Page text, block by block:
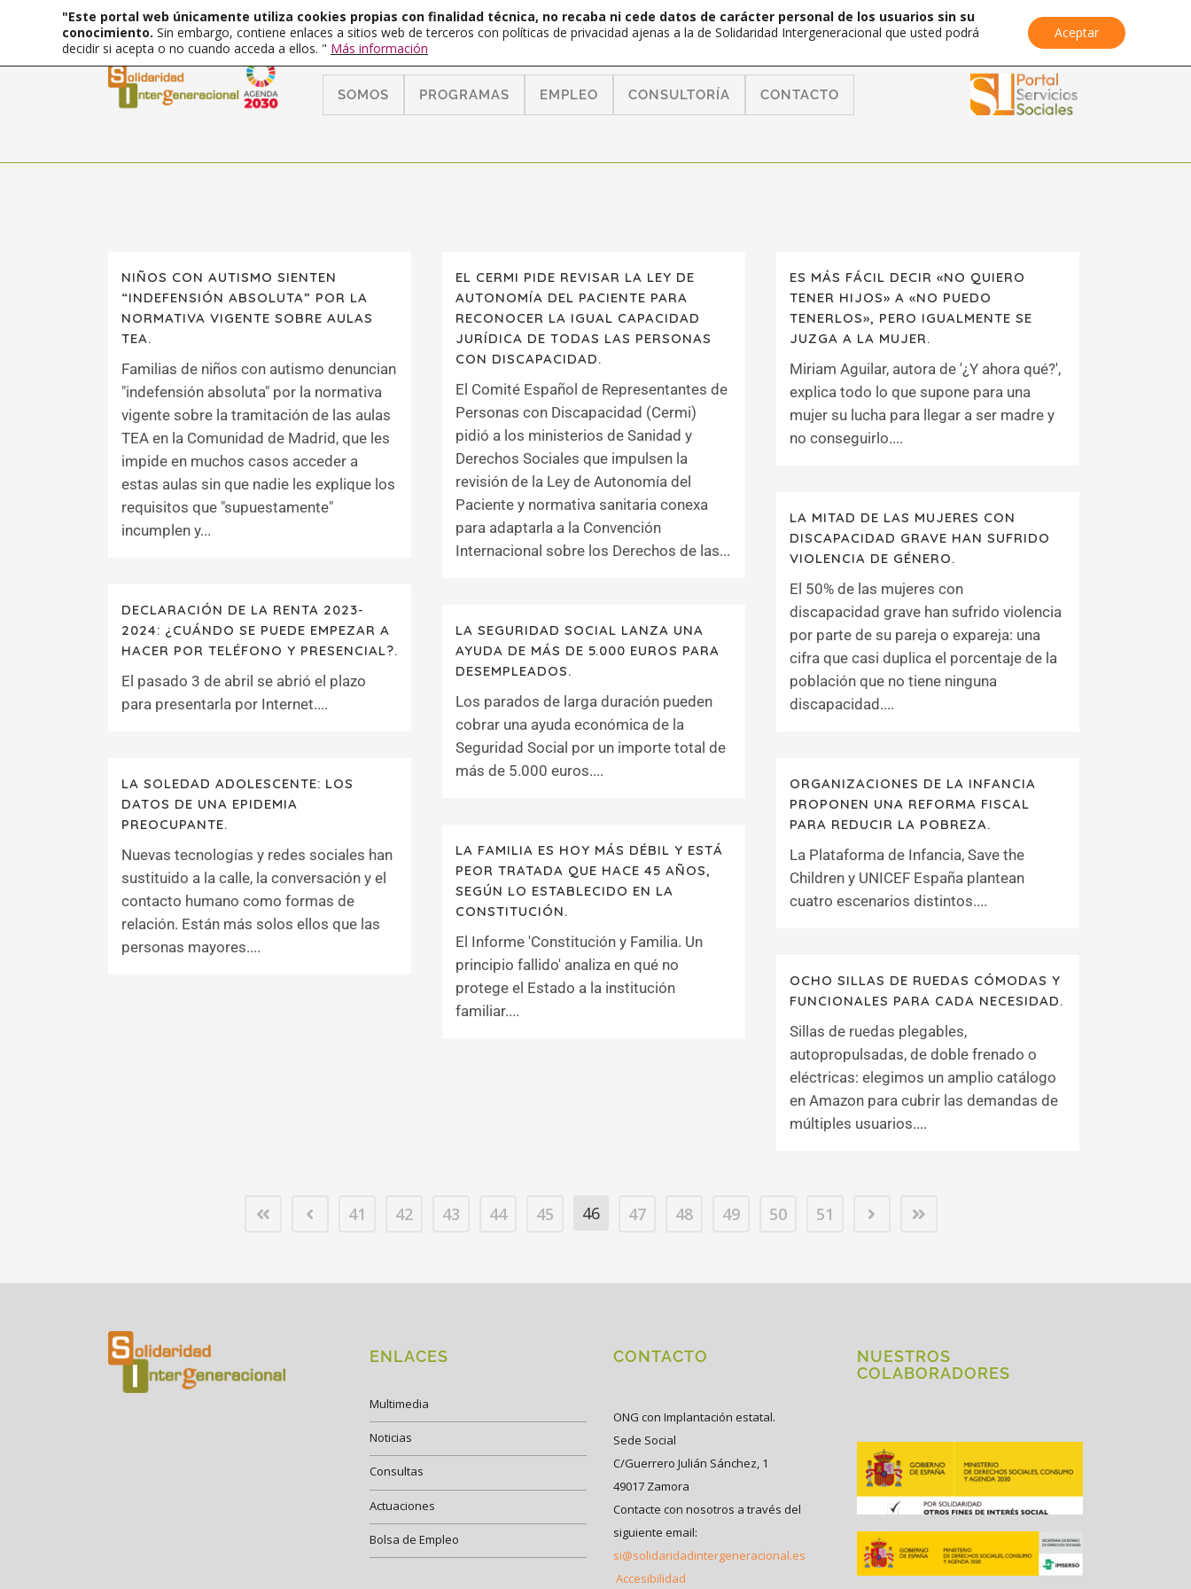
SOMOS PROGRAMAS EMPLEO CONSULTORÍA CONTACTO
NIÑOS CON AUTISMO SIENTEN
“INDEFENSIÓN ABSOLUTA” POR LA
NORMATIVA VIGENTE SOBRE AULAS
TEA.
Familias de niños con autismo denuncian
"indefensión absoluta" por la normativa
vigente sobre la tramitación de las aulas
TEA en la Comunidad de Madrid, que les
impide en muchos casos acceder a
estas aulas sin que nadie les explique los
requisitos que "supuestamente"
incumplen y...
EL CERMI PIDE REVISAR LA LEY DE
AUTONOMÍA DEL PACIENTE PARA
RECONOCER LA IGUAL CAPACIDAD
JURÍDICA DE TODAS LAS PERSONAS
CON DISCAPACIDAD.
El Comité Español de Representantes de
Personas con Discapacidad (Cermi)
pidió a los ministerios de Sanidad y
Derechos Sociales que impulsen la
revisión de la Ley de Autonomía del
Paciente y normativa sanitaria conexa
para adaptarla a la Convención
Internacional sobre los Derechos de las...
ES MÁS FÁCIL DECIR «NO QUIERO
TENER HIJOS» A «NO PUEDO
TENERLOS», PERO IGUALMENTE SE
JUZGA A LA MUJER.
Miriam Aguilar, autora de '¿Y ahora qué?',
explica todo lo que supone para una
mujer su lucha para llegar a ser madre y
no conseguirlo....
LA MITAD DE LAS MUJERES CON
DISCAPACIDAD GRAVE HAN SUFRIDO
VIOLENCIA DE GÉNERO.
El 50% de las mujeres con
discapacidad grave han sufrido violencia
por parte de su pareja o expareja: una
cifra que casi duplica el porcentaje de la
población que no tiene ninguna
discapacidad....
DECLARACIÓN DE LA RENTA 2023-
2024: ¿CUÁNDO SE PUEDE EMPEZAR A
HACER POR TELÉFONO Y PRESENCIAL?.
El pasado 3 de abril se abrió el plazo
para presentarla por Internet....
LA SEGURIDAD SOCIAL LANZA UNA
AYUDA DE MÁS DE 5.000 EUROS PARA
DESEMPLEADOS.
Los parados de larga duración pueden
cobrar una ayuda económica de la
Seguridad Social por un importe total de
más de 5.000 euros....
LA SOLEDAD ADOLESCENTE: LOS
DATOS DE UNA EPIDEMIA
PREOCUPANTE.
Nuevas tecnologías y redes sociales han
sustituido a la calle, la conversación y el
contacto humano como formas de
relación. Están más solos ellos que las
personas mayores....
ORGANIZACIONES DE LA INFANCIA
PROPONEN UNA REFORMA FISCAL
PARA REDUCIR LA POBREZA.
La Plataforma de Infancia, Save the
Children y UNICEF España plantean
cuatro escenarios distintos....
LA FAMILIA ES HOY MÁS DÉBIL Y ESTÁ
PEOR TRATADA QUE HACE 45 AÑOS,
SEGÚN LO ESTABLECIDO EN LA
CONSTITUCIÓN.
El Informe 'Constitución y Familia. Un
principio fallido' analiza en qué no
protege el Estado a la institución
familiar....
OCHO SILLAS DE RUEDAS CÓMODAS Y
FUNCIONALES PARA CADA NECESIDAD.
Sillas de ruedas plegables,
autopropulsadas, de doble frenado o
eléctricas: elegimos un amplio catálogo
en Amazon para cubrir las demandas de
múltiples usuarios....
41 42 43 44 45 46 47 48 49 50 51
ENLACES
Multimedia
Noticias
Consultas
Actuaciones
Bolsa de Empleo
CONTACTO
ONG con Implantación estatal.
Sede Social
C/Guerrero Julián Sánchez, 1
49017 Zamora
Contacte con nosotros a través del
siguiente email:
si@solidaridadintergeneracional.es
Accesibilidad
NUESTROS
COLABORADORES
"Este portal web únicamente utiliza cookies propias con finalidad técnica, no recaba ni cede datos de carácter personal de los usuarios sin su
conocimiento. Sin embargo, contiene enlaces a sitios web de terceros con políticas de privacidad ajenas a la de Solidaridad Intergeneracional que usted podrá
decidir si acepta o no cuando acceda a ellos. " Más información
Aceptar